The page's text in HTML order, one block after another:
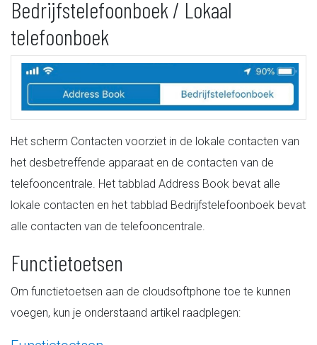
Bedrijfstelefoonboek / Lokaal
telefoonboek
Het scherm Contacten voorziet in de lokale contacten van
het desbetreffende apparaat en de contacten van de
telefooncentrale. Het tabblad Address Book bevat alle
lokale contacten en het tabblad Bedrijfstelefoonboek bevat
alle contacten van de telefooncentrale.
Functietoetsen
Om functietoetsen aan de cloudsoftphone toe te kunnen
voegen, kun je onderstaand artikel raadplegen: